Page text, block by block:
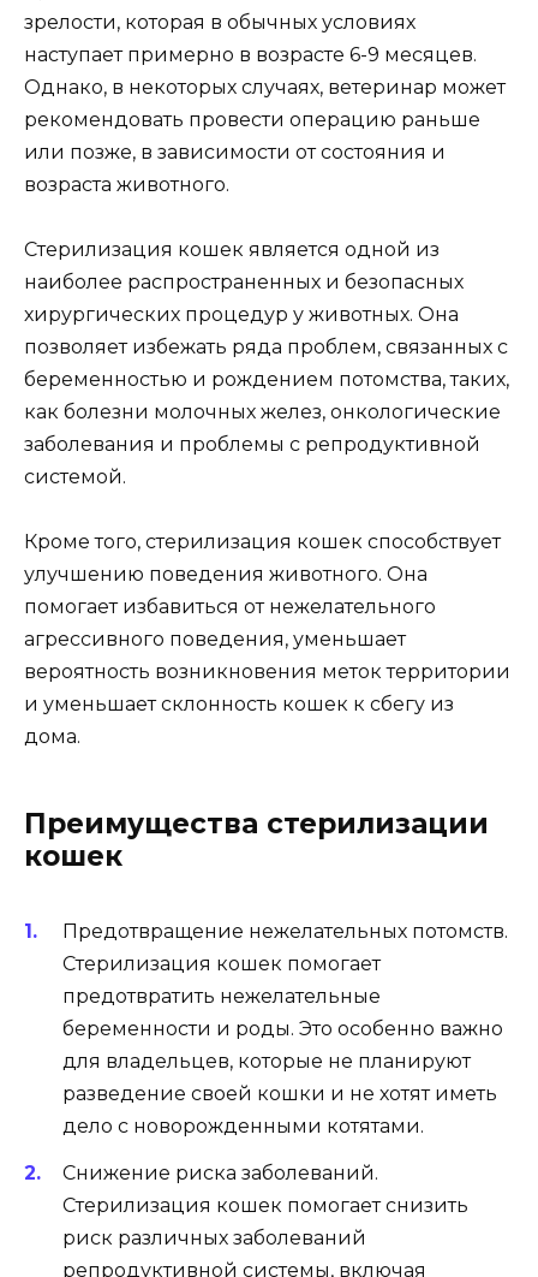
зрелости, которая в обычных условиях
наступает примерно в возрасте 6-9 месяцев.
Однако, в некоторых случаях, ветеринар может
рекомендовать провести операцию раньше
или позже, в зависимости от состояния и
возраста животного.
Стерилизация кошек является одной из
наиболее распространенных и безопасных
хирургических процедур у животных. Она
позволяет избежать ряда проблем, связанных с
беременностью и рождением потомства, таких,
как болезни молочных желез, онкологические
заболевания и проблемы с репродуктивной
системой.
Кроме того, стерилизация кошек способствует
улучшению поведения животного. Она
помогает избавиться от нежелательного
агрессивного поведения, уменьшает
вероятность возникновения меток территории
и уменьшает склонность кошек к сбегу из
дома.
Преимущества стерилизации
кошек
Предотвращение нежелательных потомств.
Стерилизация кошек помогает
предотвратить нежелательные
беременности и роды. Это особенно важно
для владельцев, которые не планируют
разведение своей кошки и не хотят иметь
дело с новорожденными котятами.
Снижение риска заболеваний.
Стерилизация кошек помогает снизить
риск различных заболеваний
репродуктивной системы, включая